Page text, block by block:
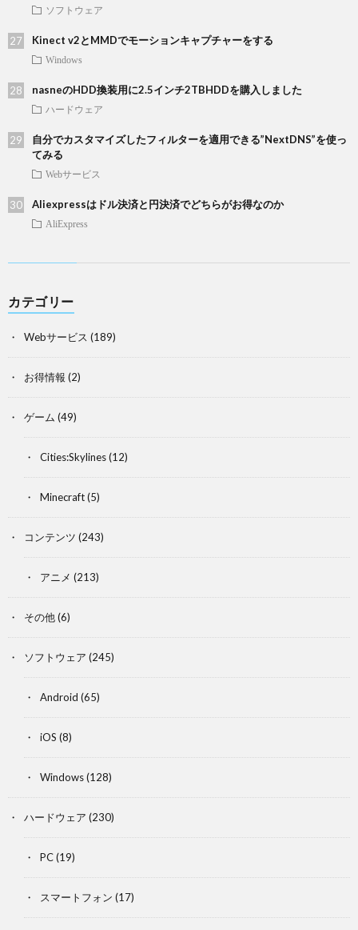
ソフトウェア
Kinect v2とMMDでモーションキャプチャーをする
Windows
nasneのHDD換装用に2.5インチ2TBHDDを購入しました
ハードウェア
自分でカスタマイズしたフィルターを適用できる”NextDNS”を使っ
てみる
Webサービス
Aliexpressはドル決済と円決済でどちらがお得なのか
AliExpress
カテゴリー
Webサービス (189)
お得情報 (2)
ゲーム (49)
Cities:Skylines(12)
Minecraft(5)
コンテンツ (243)
アニメ (213)
その他(6)
ソフトウェア (245)
Android (65)
iOS (8)
Windows(128)
ハードウェア (230)
PC(19)
スマートフォン (17)